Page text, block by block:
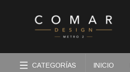
CATEGORÍAS INICIO